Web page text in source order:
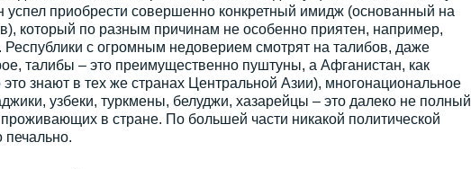
успел приобрести совершенно конкретный имидж (основанный на
который по разным причинам не особенно приятен, например,
с огромным недоверием смотрят на талибов, даже
талибы – это преимущественно пуштуны, а Афганистан, как
знают в тех же странах Центральной Азии), многонациональное
узбеки, туркмены, белуджи, хазарейцы – это далеко не полный
проживающих в стране. По большей части никакой политической
печально.